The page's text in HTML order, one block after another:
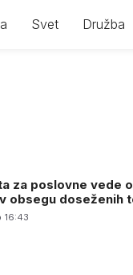
Svet Družba
za poslovne vede
obsegu doseženih
16:43